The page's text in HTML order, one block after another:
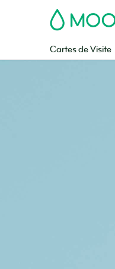
MOO
Cartes de Visite